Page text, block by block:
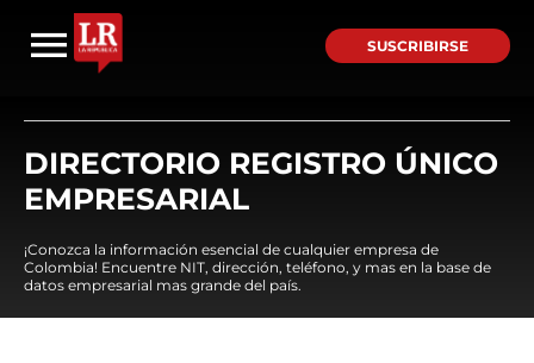
SUSCRIBIRSE
DIRECTORIO REGISTRO ÚNICO
EMPRESARIAL
¡Conozca la información esencial de cualquier empresa de
Colombia! Encuentre NIT, dirección, teléfono, y mas en la base de
datos empresarial mas grande del país.